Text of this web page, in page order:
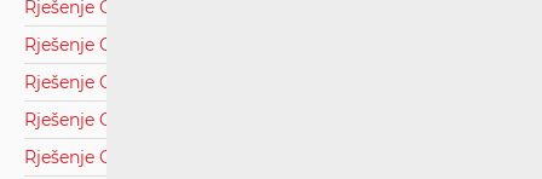
Rješenje Općina Dicmo.pdf
Rješenje Općina Preseka.pdf
Rješenje Općina Slavonski Šamac.pdf
Rješenje Općina Stara Gradiška.pdf
Rješenje Općina Stari Jankovci.pdf